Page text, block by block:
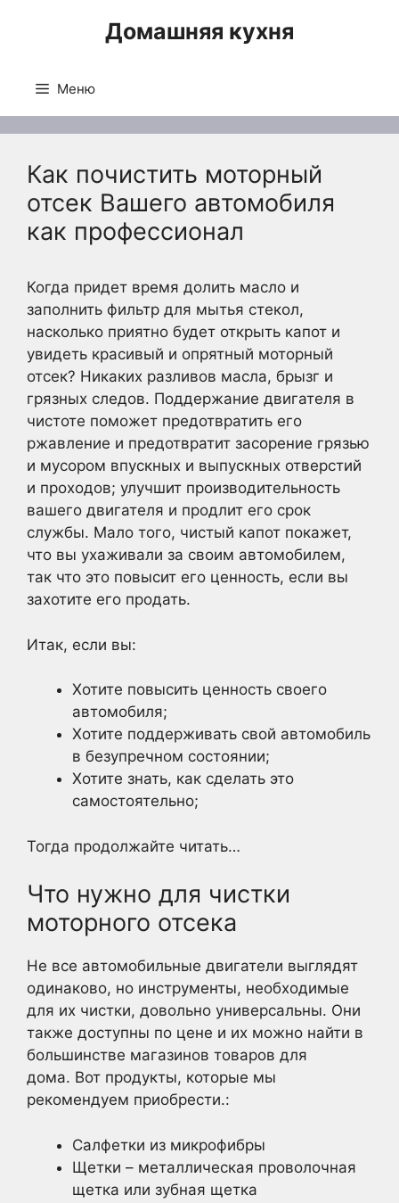
Домашняя кухня
Меню
Как почистить моторный
отсек Вашего автомобиля
как профессионал
Когда придет время долить масло и
заполнить фильтр для мытья стекол,
насколько приятно будет открыть капот и
увидеть красивый и опрятный моторный
отсек? Никаких разливов масла, брызг и
грязных следов. Поддержание двигателя в
чистоте поможет предотвратить его
ржавление и предотвратит засорение грязью
и мусором впускных и выпускных отверстий
и проходов; улучшит производительность
вашего двигателя и продлит его срок
службы. Мало того, чистый капот покажет,
что вы ухаживали за своим автомобилем,
так что это повысит его ценность, если вы
захотите его продать.
Итак, если вы:
Хотите повысить ценность своего
автомобиля;
Хотите поддерживать свой автомобиль
в безупречном состоянии;
Хотите знать, как сделать это
самостоятельно;
Тогда продолжайте читать…
Что нужно для чистки
моторного отсека
Не все автомобильные двигатели выглядят
одинаково, но инструменты, необходимые
для их чистки, довольно универсальны. Они
также доступны по цене и их можно найти в
большинстве магазинов товаров для
дома. Вот продукты, которые мы
рекомендуем приобрести.:
Салфетки из микрофибры
Щетки – металлическая проволочная
щетка или зубная щетка